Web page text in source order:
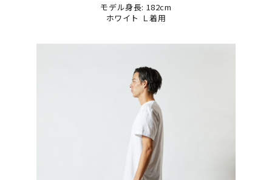
モデル身長: 182cm
ホワイト Ｌ着用